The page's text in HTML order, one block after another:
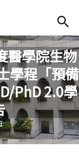
醫學院生物
學程「預備
PhD 2.0學